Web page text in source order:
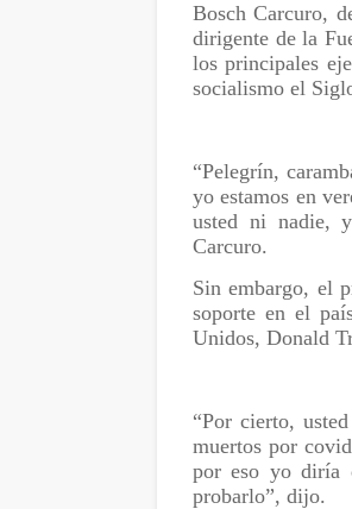
Bosch Carcuro,
dirigente de la
los principales
socialismo el
“Pelegrín,
yo estamos en
usted ni nadie,
Carcuro.
Sin embargo, el
soporte en el
Unidos, Donald
“Por cierto,
muertos por
por eso yo diría
probarlo”, dijo.